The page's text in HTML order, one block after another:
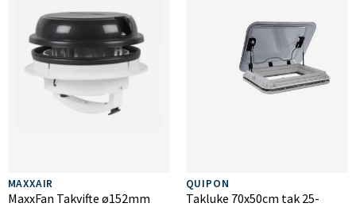
MAXXAIR
MaxxFan Takvifte ø152mm
QUIPON
Takluke 70x50cm tak 25-